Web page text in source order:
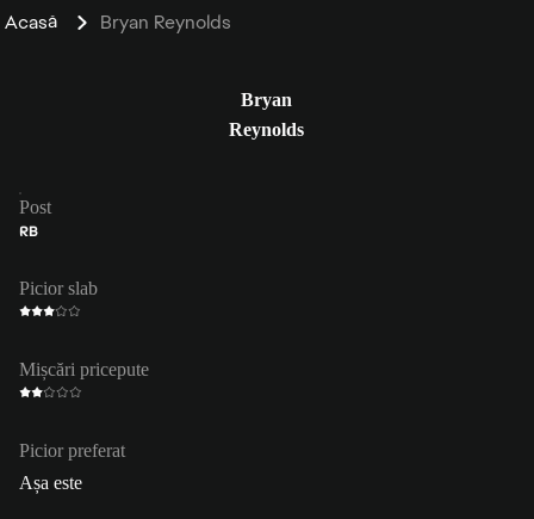
Acasă Bryan Reynolds
Bryan
Reynolds
Post
RB
Picior slab
Mișcări pricepute
Picior preferat
Așa este